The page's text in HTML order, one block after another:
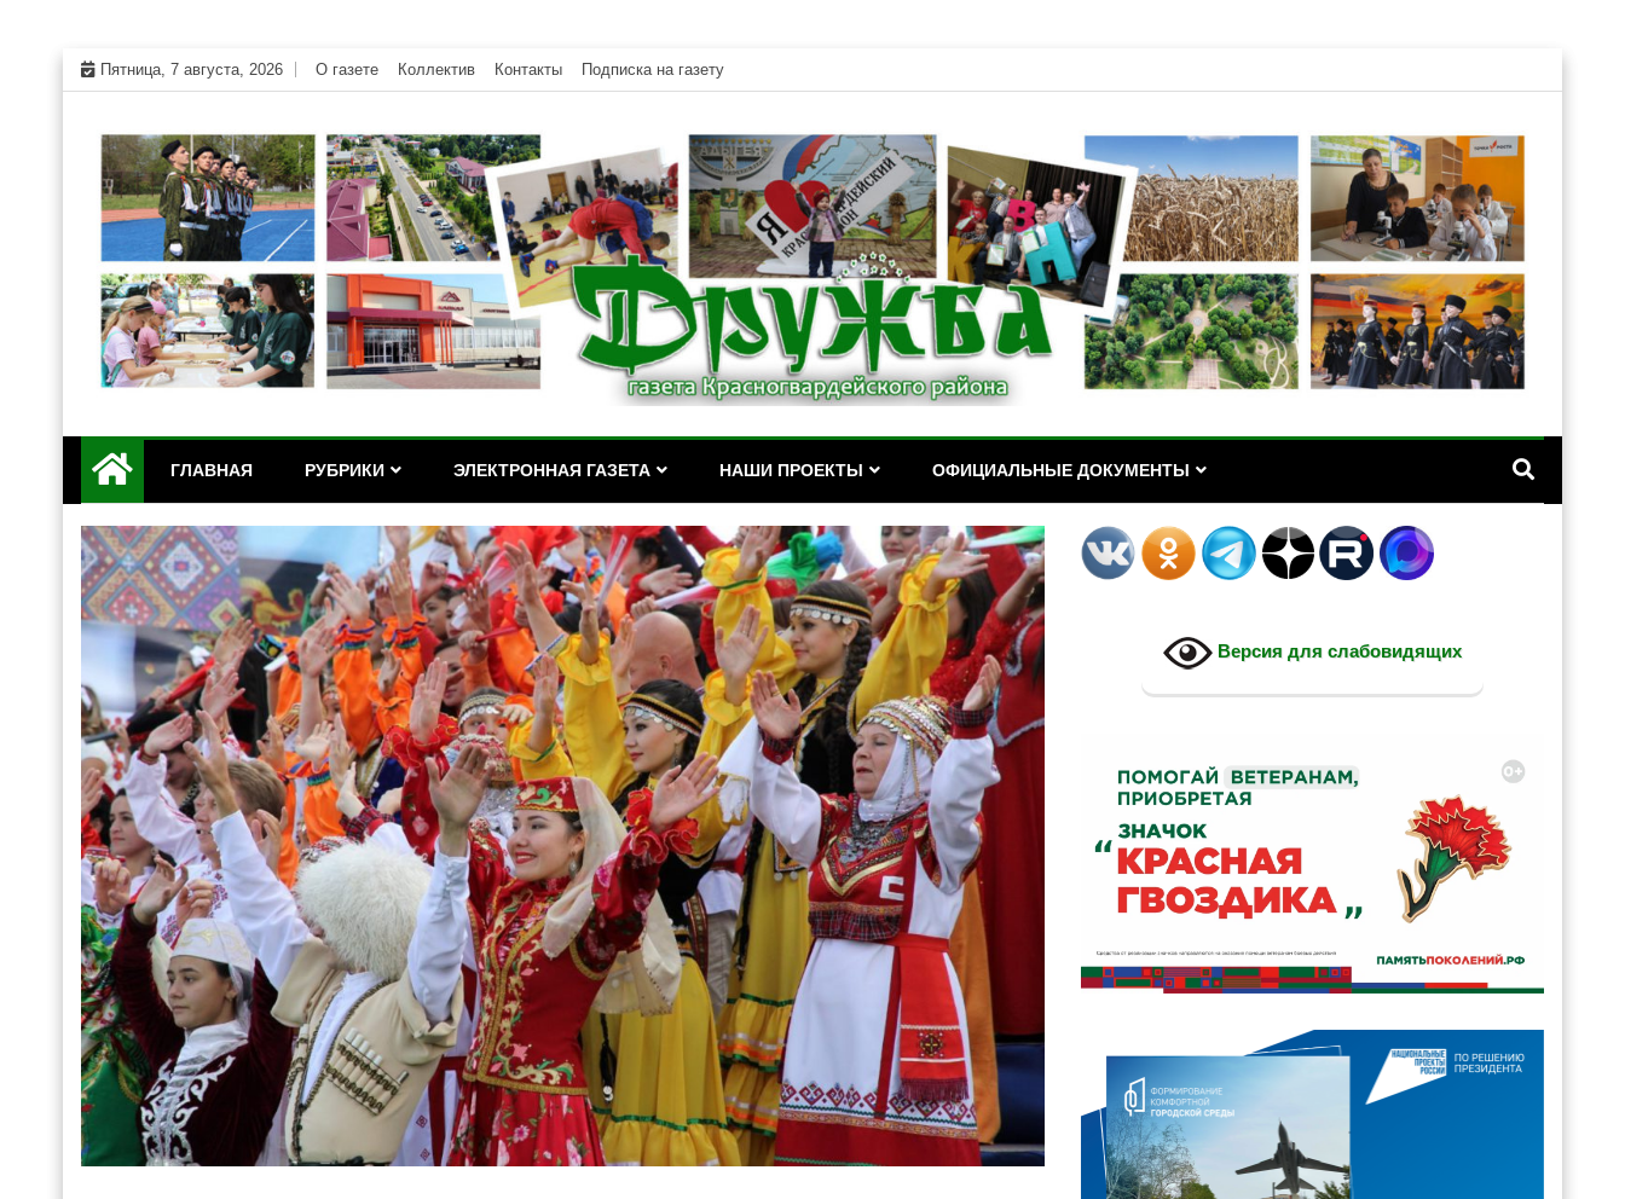
Skip
to
content
Пятница, 7 августа, 2026 О газете Коллектив Контакты Подписка на газету
"Дружба" — газета Красногвардейского района РА
ГЛАВНАЯ РУБРИКИ ЭЛЕКТРОННАЯ ГАЗЕТА НАШИ ПРОЕКТЫ ОФИЦИАЛЬНЫЕ ДОКУМЕНТЫ
Версия для слабовидящих